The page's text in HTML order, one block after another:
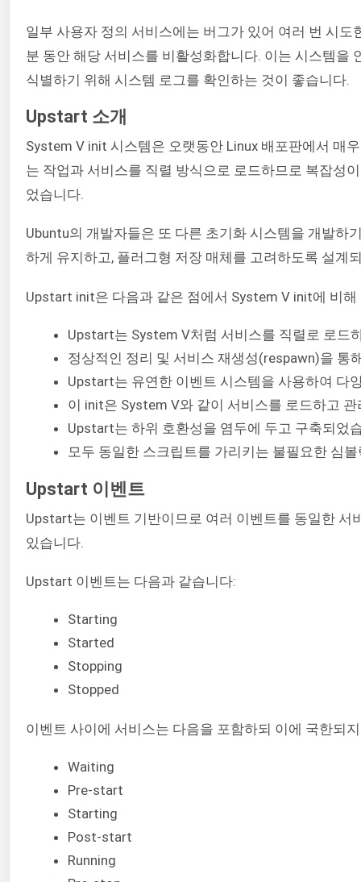
일부 사용자 정의 서비스에는 버그가 있어 여러 번 시
분 동안 해당 서비스를 비활성화합니다. 이는 시스템을
식별하기 위해 시스템 로그를 확인하는 것이 좋습니다.
Upstart 소개
System V init 시스템은 오랫동안 Linux 배포판에서 매
는 작업과 서비스를 직렬 방식으로 로드하므로 복잡성
었습니다.
Ubuntu의 개발자들은 또 다른 초기화 시스템을 개발하
하게 유지하고, 플러그형 저장 매체를 고려하도록 설계
Upstart init은 다음과 같은 점에서 System V init에 비해
Upstart는 System V처럼 서비스를 직렬로 로드
정상적인 정리 및 서비스 재생성(respawn)을 통
Upstart는 유연한 이벤트 시스템을 사용하여 다
이 init은 System V와 같이 서비스를 로드하고
Upstart는 하위 호환성을 염두에 두고 구축되
모두 동일한 스크립트를 가리키는 불필요한 심
Upstart 이벤트
Upstart는 이벤트 기반이므로 여러 이벤트를 동일한 서
있습니다.
Upstart 이벤트는 다음과 같습니다:
Starting
Started
Stopping
Stopped
이벤트 사이에 서비스는 다음을 포함하되 이에 국한되
Waiting
Pre-start
Starting
Post-start
Running